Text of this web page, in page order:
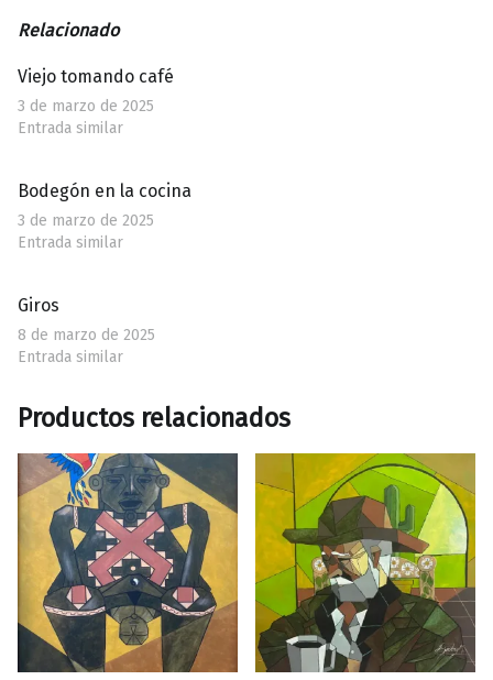
Relacionado
Viejo tomando café
3 de marzo de 2025
Entrada similar
Bodegón en la cocina
3 de marzo de 2025
Entrada similar
Giros
8 de marzo de 2025
Entrada similar
Productos relacionados